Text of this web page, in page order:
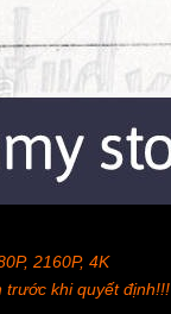
2160P, 4K
khi quyết định!!!